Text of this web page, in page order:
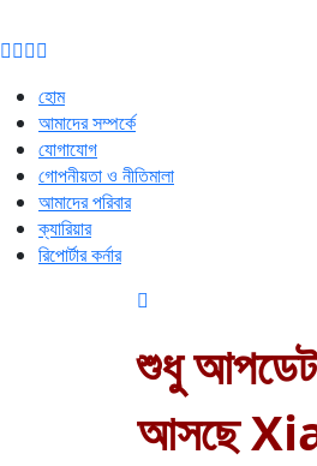
হোম
আমাদের সম্পর্কে
যোগাযোগ
গোপনীয়তা ও নীতিমালা
আমাদের পরিবার
ক্যারিয়ার
রিপোর্টার কর্নার
শুধু আপডেট
আসছে